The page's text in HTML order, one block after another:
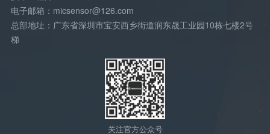
电子邮箱：micsensor@126.com
总部地址：广东省深圳市宝安西乡街道润东晟工业园10栋七楼2号
梯
关注官方公众号